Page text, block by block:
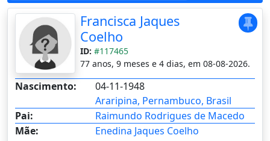
Francisca Jaques
Coelho
ID: #117465
77 anos, 9 meses e 4 dias, em 08-08-2026.
Nascimento:
04-11-1948
Araripina, Pernambuco, Brasil
Pai:
Raimundo Rodrigues de Macedo
Mãe:
Enedina Jaques Coelho